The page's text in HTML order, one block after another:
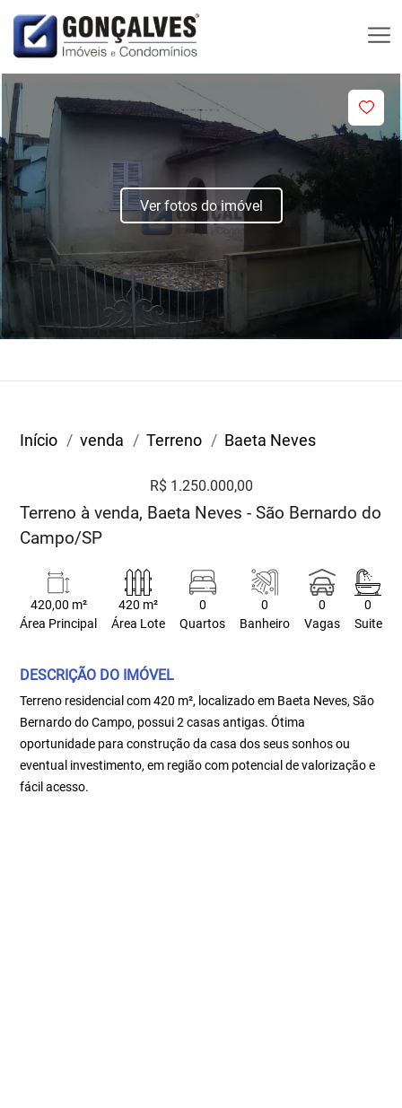
Ver fotos do imóvel
Início venda Terreno Baeta Neves
R$ 1.250.000,00
Terreno à venda, Baeta Neves - São Bernardo do
Campo/SP
420,00 m²
Área Principal
420 m²
Área Lote
0
Quartos
0
Banheiro
0
Vagas
0
Suite
DESCRIÇÃO DO IMÓVEL
Terreno residencial com 420 m², localizado em Baeta Neves, São
Bernardo do Campo, possui 2 casas antigas. Ótima
oportunidade para construção da casa dos seus sonhos ou
eventual investimento, em região com potencial de valorização e
fácil acesso.